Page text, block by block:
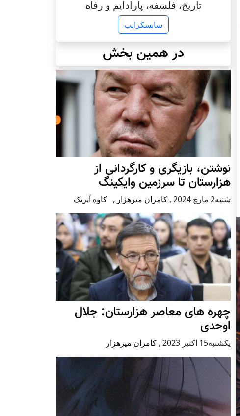
تاریخ، فلسفه، پارادایم و رفاه
سابسکرایب
در همین بخش
نوشتن، بازیگری و کارگردانی از
هزارستان تا سرزمین وایکینگ
شنبه2 مارچ 2024 , کامران میرهزار , کاوه آیریک
چهره های معاصر هزارستان: جلال
اوحدی
يكشنبه15 اكتبر 2023 , کامران میرهزار